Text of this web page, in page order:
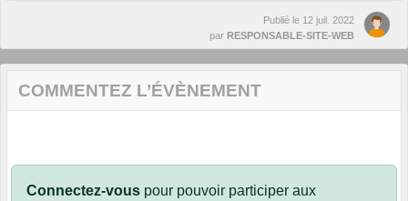
Publié le 12 juil. 2022
par RESPONSABLE-SITE-WEB
COMMENTEZ L’ÉVÈNEMENT
Connectez-vous pour pouvoir participer aux